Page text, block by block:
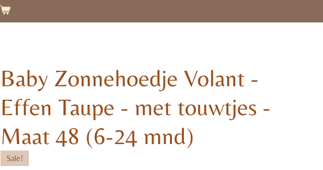
Baby Zonnehoedje Volant -
Effen Taupe - met touwtjes -
Maat 48 (6-24 mnd)
Sale!